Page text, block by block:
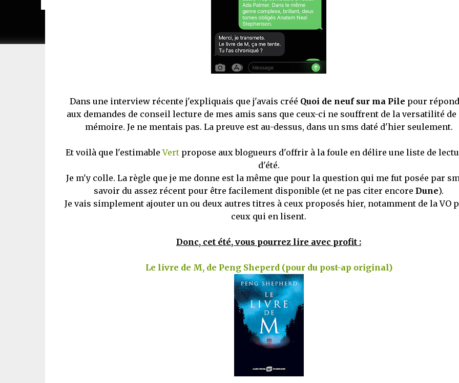
Dans une interview récente j'expliquais que j'avais créé Quoi de neuf sur ma Pile pour
aux demandes de conseil lecture de mes amis sans que ceux-ci ne souffrent de la versatilité de
mémoire. Je ne mentais pas. La preuve est au-dessus, dans un sms daté d'hier seulement.
Et voilà que l'estimableVertpropose aux blogueurs d'offrir à la foule en délire une liste de
d'été.
Je m'y colle. La règle que je me donne est la même que pour la question qui me fut posée par
savoir du assez récent pour être facilement disponible (et ne pas citer encore Dune).
Je vais simplement ajouter un ou deux autres titres à ceux proposés hier, notamment de la VO
ceux qui en lisent.
Donc, cet été, vous pourrez lire avec profit :
Le livre de M, de Peng Sheperd (pour du post-ap original)